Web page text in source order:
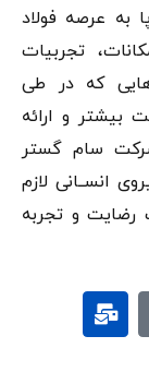
به عرصه فولاد
تجربیات
هایی که در طی
بیشتر و ارائه
سام گستر
انســانی لازم
رضایت و تجربه